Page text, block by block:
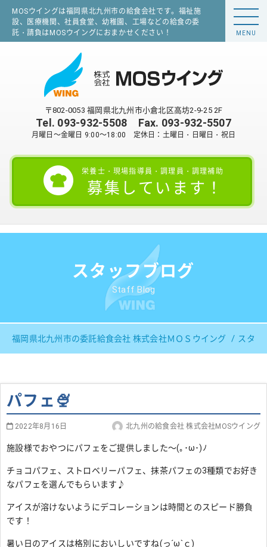
MOSウイングは福岡県北九州市の給食会社です。福祉施
設、医療機関、社員食堂、幼稚園、工場などの給食の委
託・請負はMOSウイングにおまかせください！
〒802-0053 福岡県北九州市小倉北区高坊2-9-25 2F
Tel. 093-932-5508 Fax. 093-932-5507
月曜日～金曜日 9:00～18:00 定休日：土曜日・日曜日・祝日
栄養士・現場指導員・調理員・調理補助
募集しています！
MENU
スタッフブログ
Staff Blog
福岡県北九州市の委託給食会社 株式会社ＭＯＳウイング スタッ
パフェ🍨
2022年8月16日 北九州の給食会社 株式会社MOSウイング
施設様でおやつにパフェをご提供しました～(｡･ω･)ﾉ
チョコパフェ、ストロベリーパフェ、抹茶パフェの3種類でお好き
なパフェを選んでもらいます♪
アイスが溶けないようにデコレーションは時間とのスピード勝負
です！
暑い日のアイスは格別においしいですね(っ´ω`ｃ)